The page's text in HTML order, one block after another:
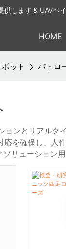
します & UAVペイ
HOME
ット パトロ
ョンとリアルタ
を確保し、人
リューション用